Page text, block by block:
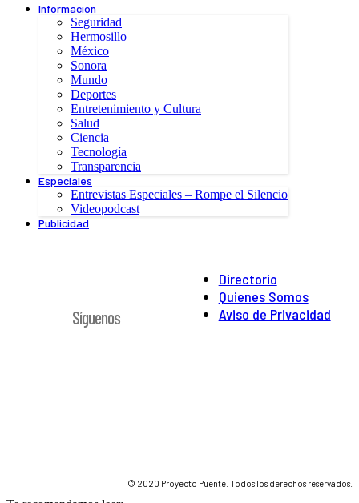
Información
Seguridad
Hermosillo
México
Sonora
Mundo
Deportes
Entretenimiento y Cultura
Salud
Ciencia
Tecnología
Transparencia
Especiales
Entrevistas Especiales – Rompe el Silencio
Videopodcast
Publicidad
Directorio
Quienes Somos
Aviso de Privacidad
Síguenos
© 2020 Proyecto Puente. Todos los derechos reservados.